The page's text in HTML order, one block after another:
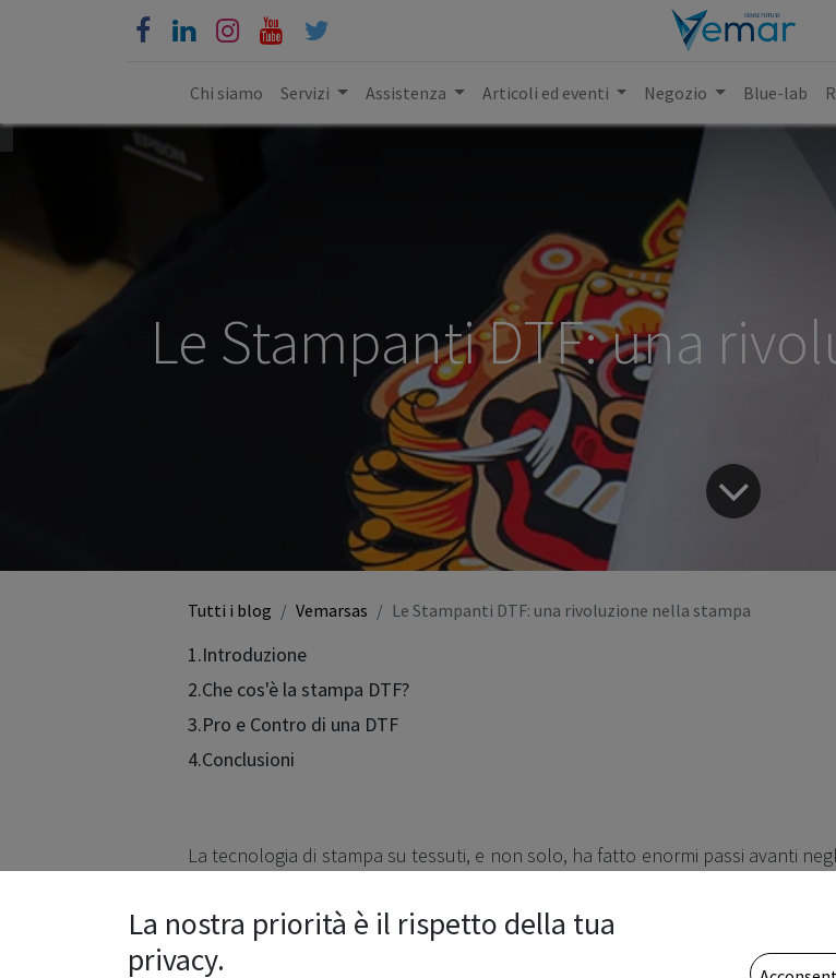
Chi siamo Servizi Assistenza Articoli ed eventi Negozio Blue-lab
Le Stampanti DTF: una
Tutti i blog Vemarsas Le Stampanti DTF: una rivoluzione nella stampa
1.Introduzione
2.Che cos'è la stampa DTF?
3.Pro e Contro di una DTF
4.Conclusioni
La tecnologia di stampa su tessuti, e non solo, ha fatto enormi passi avanti
rapidamente guadagnando popolarità nel settore, offre soluzioni versatili e di
personalizzazione di capi di abbigliamento, accessori e altre superfici.
La nostra priorità è il rispetto della tua
privacy.